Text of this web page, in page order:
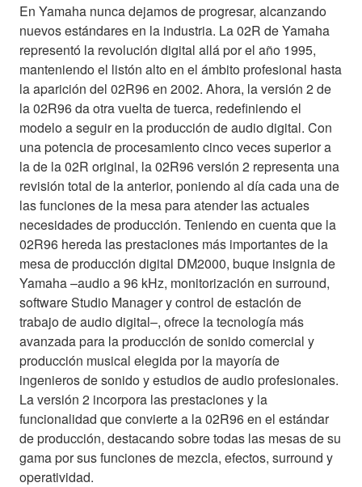
En Yamaha nunca dejamos de progresar, alcanzando
nuevos estándares en la industria. La 02R de Yamaha
representó la revolución digital allá por el año 1995,
manteniendo el listón alto en el ámbito profesional hasta
la aparición del 02R96 en 2002. Ahora, la versión 2 de
la 02R96 da otra vuelta de tuerca, redefiniendo el
modelo a seguir en la producción de audio digital. Con
una potencia de procesamiento cinco veces superior a
la de la 02R original, la 02R96 versión 2 representa una
revisión total de la anterior, poniendo al día cada una de
las funciones de la mesa para atender las actuales
necesidades de producción. Teniendo en cuenta que la
02R96 hereda las prestaciones más importantes de la
mesa de producción digital DM2000, buque insignia de
Yamaha –audio a 96 kHz, monitorización en surround,
software Studio Manager y control de estación de
trabajo de audio digital–, ofrece la tecnología más
avanzada para la producción de sonido comercial y
producción musical elegida por la mayoría de
ingenieros de sonido y estudios de audio profesionales.
La versión 2 incorpora las prestaciones y la
funcionalidad que convierte a la 02R96 en el estándar
de producción, destacando sobre todas las mesas de su
gama por sus funciones de mezcla, efectos, surround y
operatividad.